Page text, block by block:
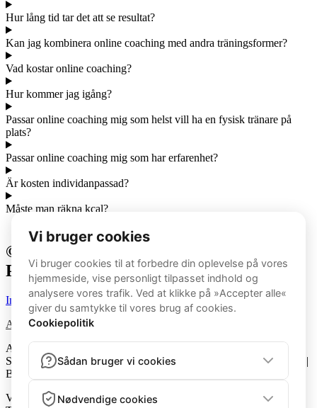
Hur lång tid tar det att se resultat?
Kan jag kombinera online coaching med andra träningsformer?
Vad kostar online coaching?
Hur kommer jag igång?
Passar online coaching mig som helst vill ha en fysisk tränare på
plats?
Passar online coaching mig som har erfarenhet?
Är kosten individanpassad?
Måste man räkna kcal?
© 2026 - Aspenskog | All rights reserved |
Powered by Lenus
Instagram
Avtalsvillkor|Dataskyddspolicy
Aspenskog fitness AB | Mörtnäsvägen 13 b, 139 36 Värmdö,
Sverige | Phone: 0702-327394 | Email: fitnessbyaspen@gmail.com |
BID: 559085-2942
Vi kan samla in recensioner via oberoende plattformar (t.ex.